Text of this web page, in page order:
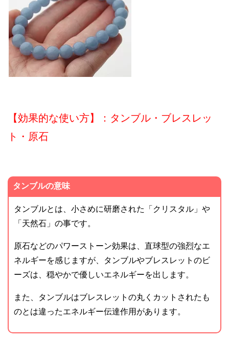
【効果的な使い方】：タンブル・ブレスレッ
ト・原石
タンブルの意味
タンブルとは、小さめに研磨された「クリスタル」や
「天然石」の事です。
原石などのパワーストーン効果は、直球型の強烈なエ
ネルギーを感じますが、タンブルやブレスレットのビ
ーズは、穏やかで優しいエネルギーを出します。
また、タンブルはブレスレットの丸くカットされたも
のとは違ったエネルギー伝達作用があります。